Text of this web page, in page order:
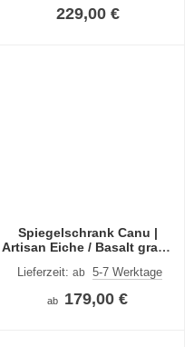
229,00 €
Spiegelschrank Canu |
Artisan Eiche / Basalt grau |
Lieferzeit:ab 5-7 Werktage
ab 179,00 €